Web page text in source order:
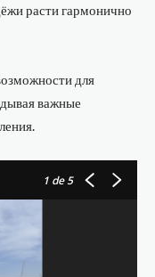
расти гармонично
для
важные
1 de 5